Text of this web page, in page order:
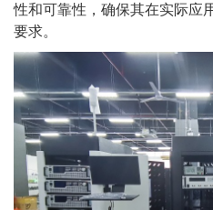
性和可靠性，确保其在实际应
要求。